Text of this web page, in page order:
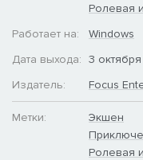
Ролевая
Работает на:
Windows
Дата выхода: 3
Издатель:
Focus
Метки:
Экшен
Ролевая